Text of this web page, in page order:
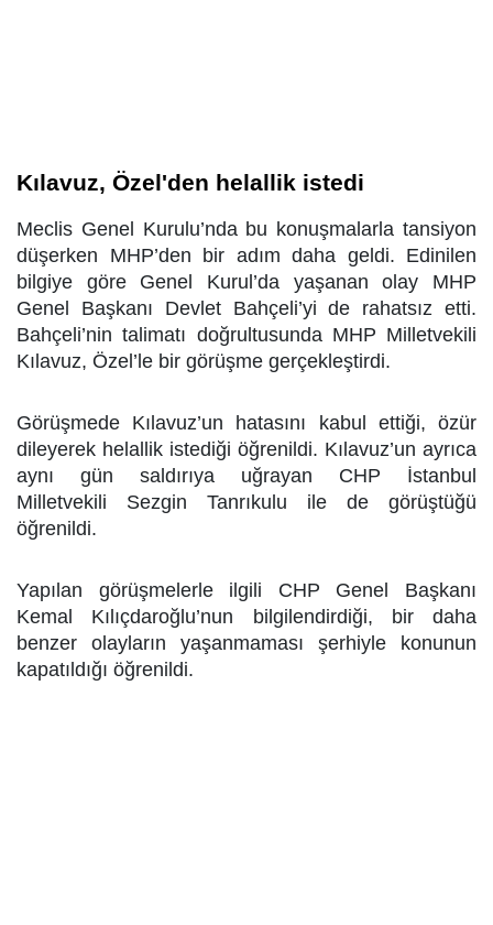
Kılavuz, Özel'den helallik istedi
Meclis Genel Kurulu’nda bu konuşmalarla tansiyon
düşerken MHP’den bir adım daha geldi. Edinilen
bilgiye göre Genel Kurul’da yaşanan olay MHP
Genel Başkanı Devlet Bahçeli’yi de rahatsız etti.
Bahçeli’nin talimatı doğrultusunda MHP Milletvekili
Kılavuz, Özel’le bir görüşme gerçekleştirdi.
Görüşmede Kılavuz’un hatasını kabul ettiği, özür
dileyerek helallik istediği öğrenildi. Kılavuz’un ayrıca
aynı gün saldırıya uğrayan CHP İstanbul
Milletvekili Sezgin Tanrıkulu ile de görüştüğü
öğrenildi.
Yapılan görüşmelerle ilgili CHP Genel Başkanı
Kemal Kılıçdaroğlu’nun bilgilendirdiği, bir daha
benzer olayların yaşanmaması şerhiyle konunun
kapatıldığı öğrenildi.